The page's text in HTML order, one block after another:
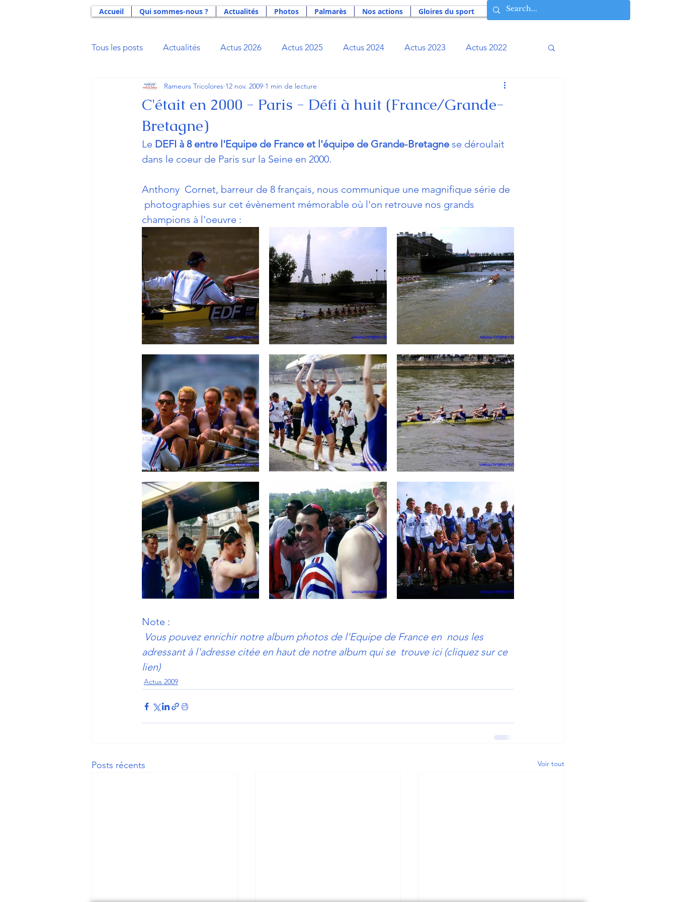
Accueil Qui sommes-nous ? Actualités Photos Palmarès Nos actions Gloires du sport
Tous les posts Actualités Actus 2026 Actus 2025 Actus 2024 Actus 2023 Actus 2022
Actus 2021 Actus 2020 Actus 2019 Actus 2018 Actus 2015
Actus 2014 Actus 2013
Gloires du Sport La Dénage Newsletter Nos actions Palmarès Philosophie AIA
C'était en 2000 - Paris - Défi à huit (France/Grande-
Bretagne)
Rameurs Tricolores 12 nov. 2009 1 min de lecture
Le DEFI à 8 entre l'Equipe de France et l'équipe de Grande-Bretagne se déroulait
dans le coeur de Paris sur la Seine en 2000.
Anthony  Cornet, barreur de 8 français, nous communique une magnifique série de
photographies sur cet évènement mémorable où l'on retrouve nos grands
champions à l'oeuvre :
Note :
Vous pouvez enrichir notre album photos de l'Equipe de France en  nous les
adressant à l'adresse citée en haut de notre album qui se  trouve ici (cliquez sur ce
lien)
Actus 2009
Posts récents Voir tout